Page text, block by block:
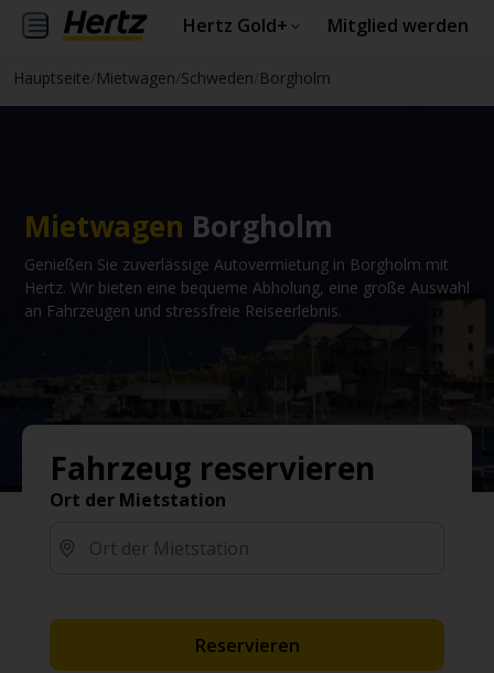
Hertz Gold+ Mitglied werden
Hauptseite Mietwagen Schweden Borgholm
Mietwagen Borgholm
Genießen Sie zuverlässige Autovermietung in Borgholm mit
Hertz. Wir bieten eine bequeme Abholung, eine große Auswahl
an Fahrzeugen und stressfreie Reiseerlebnis.
Fahrzeug reservieren
Ort der Mietstation
Reservieren